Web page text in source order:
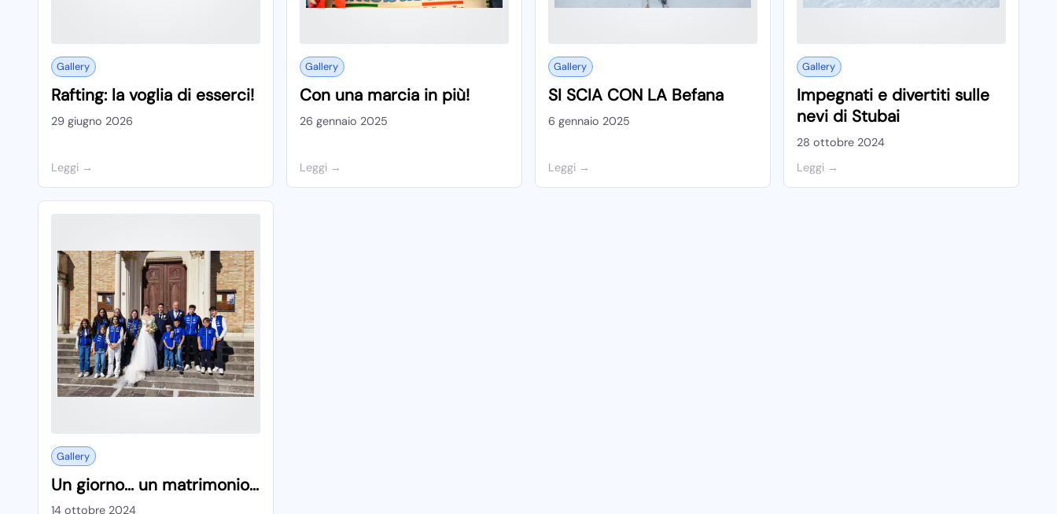
Rafting: la voglia di esserci!
29 giugno 2026
Gallery
Leggi
Con una marcia in più!
26 gennaio 2025
Gallery
Leggi
SI SCIA CON LA Befana
6 gennaio 2025
Gallery
Leggi
Impegnati e divertiti sulle
nevi di Stubai
28 ottobre 2024
Gallery
Leggi
Un giorno... un matrimonio...
14 ottobre 2024
Gallery